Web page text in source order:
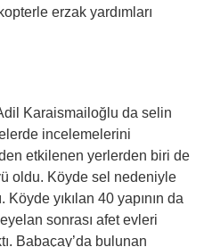
erzak yardımları
Karaismailoğlu da selin
incelemelerini
etkilenen yerlerden biri de
oldu. Köyde sel nedeniyle
Köyde yıkılan 40 yapının da
sonrası afet evleri
Babaçay’da bulunan